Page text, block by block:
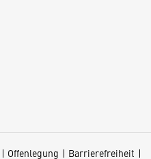
Offenlegung Barrierefreiheit